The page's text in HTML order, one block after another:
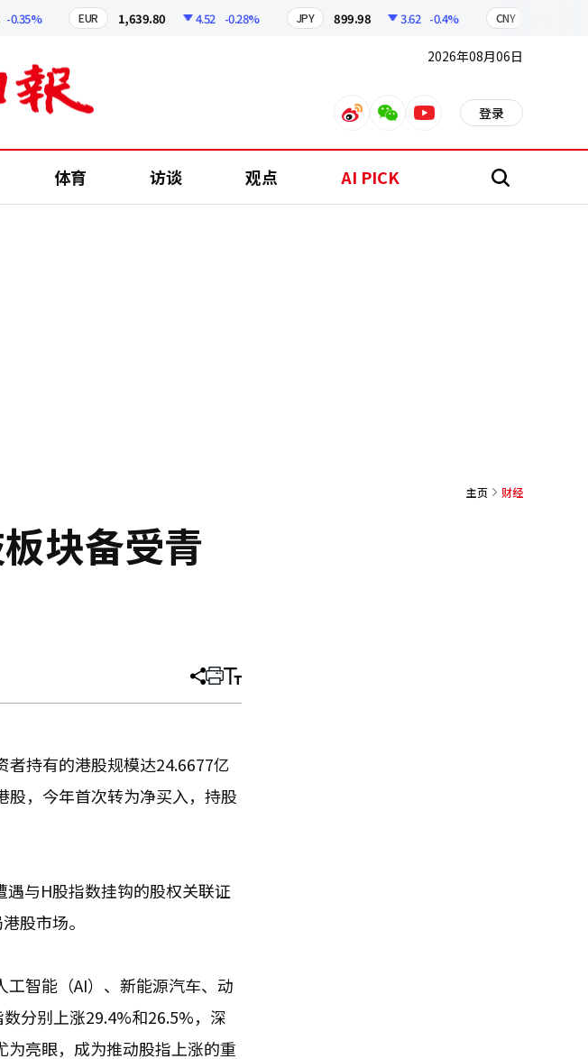
EUR 1,639.80 4.52 -0.28% JPY 899.98 3.62 -0.4% CNY 210.31
2026年08月06日
weiboweixinyoutube 登录
体育 访谈 观点 AI PICK 搜
主页 财经
块备受青
分
文
打 调
大
持有的港股规模达24.6677亿
股，今年首次转为净买入，持股
与H股指数挂钩的股权关联证
股市场。
智能（AI）、新能源汽车、动
分别上涨29.4%和26.5%，深
为亮眼，成为推动股指上涨的重